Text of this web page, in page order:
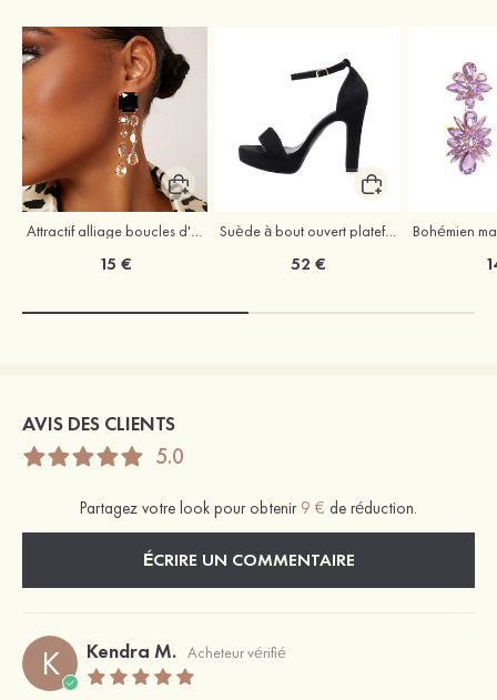
Attractif alliage boucles d'oreilles
15 €
Suède à bout ouvert plateforme sandales talon bottier remise du diplôme chaussures de mode
52 €
AVIS DES CLIENTS
5.0
Partagez votre look pour obtenir 9 € de réduction.
ÉCRIRE UN COMMENTAIRE
K Kendra M. Acheteur vérifié